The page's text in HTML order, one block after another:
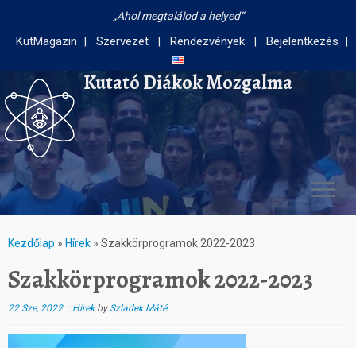
Ahol megtalálod a helyed
KutMagazin Szervezet Rendezvények Bejelentkezés
Kutató Diákok Mozgalma
Kezdőlap » Hírek » Szakkörprogramok 2022-2023
Szakkörprogramok 2022-2023
22 Sze, 2022: Hírek by Szladek Máté